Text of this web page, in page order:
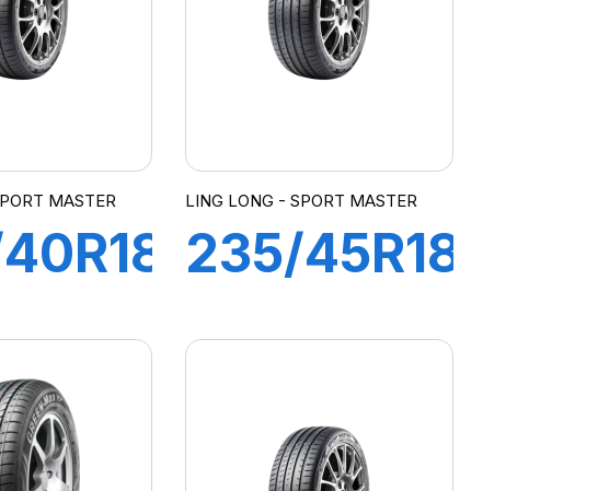
MASTER LING LONG - SPORT MASTER
235/45R18
MASTER